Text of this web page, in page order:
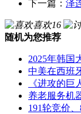
下一篇： 泽
喜欢16
随机为您推荐
2025年韩国
中美在西班
《进攻的巨
养老服务机
191轮竞价